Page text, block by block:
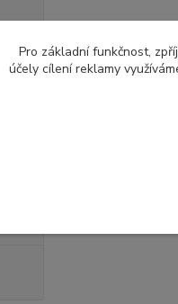
Pro základní funkčnost,
účely cílení reklamy